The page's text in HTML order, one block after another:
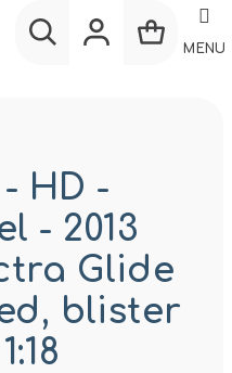
MENU
HD -
- 2013
Glide
blister